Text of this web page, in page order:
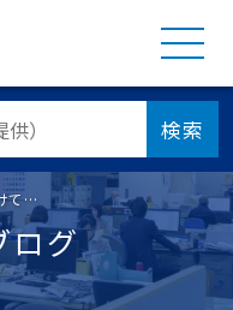
検索
て…
ログ